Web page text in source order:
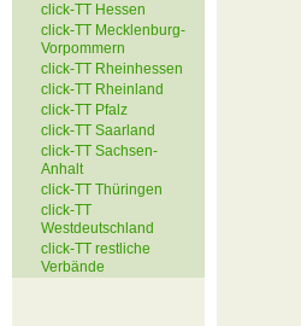
click-TT Hessen
click-TT Mecklenburg-
Vorpommern
click-TT Rheinhessen
click-TT Rheinland
click-TT Pfalz
click-TT Saarland
click-TT Sachsen-
Anhalt
click-TT Thüringen
click-TT
Westdeutschland
click-TT restliche
Verbände